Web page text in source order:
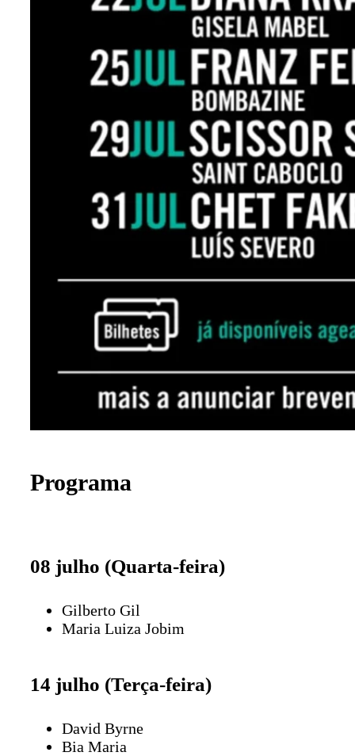
Programa
08 julho (Quarta-feira)
Gilberto Gil
Maria Luiza Jobim
14 julho (Terça-feira)
David Byrne
Bia Maria